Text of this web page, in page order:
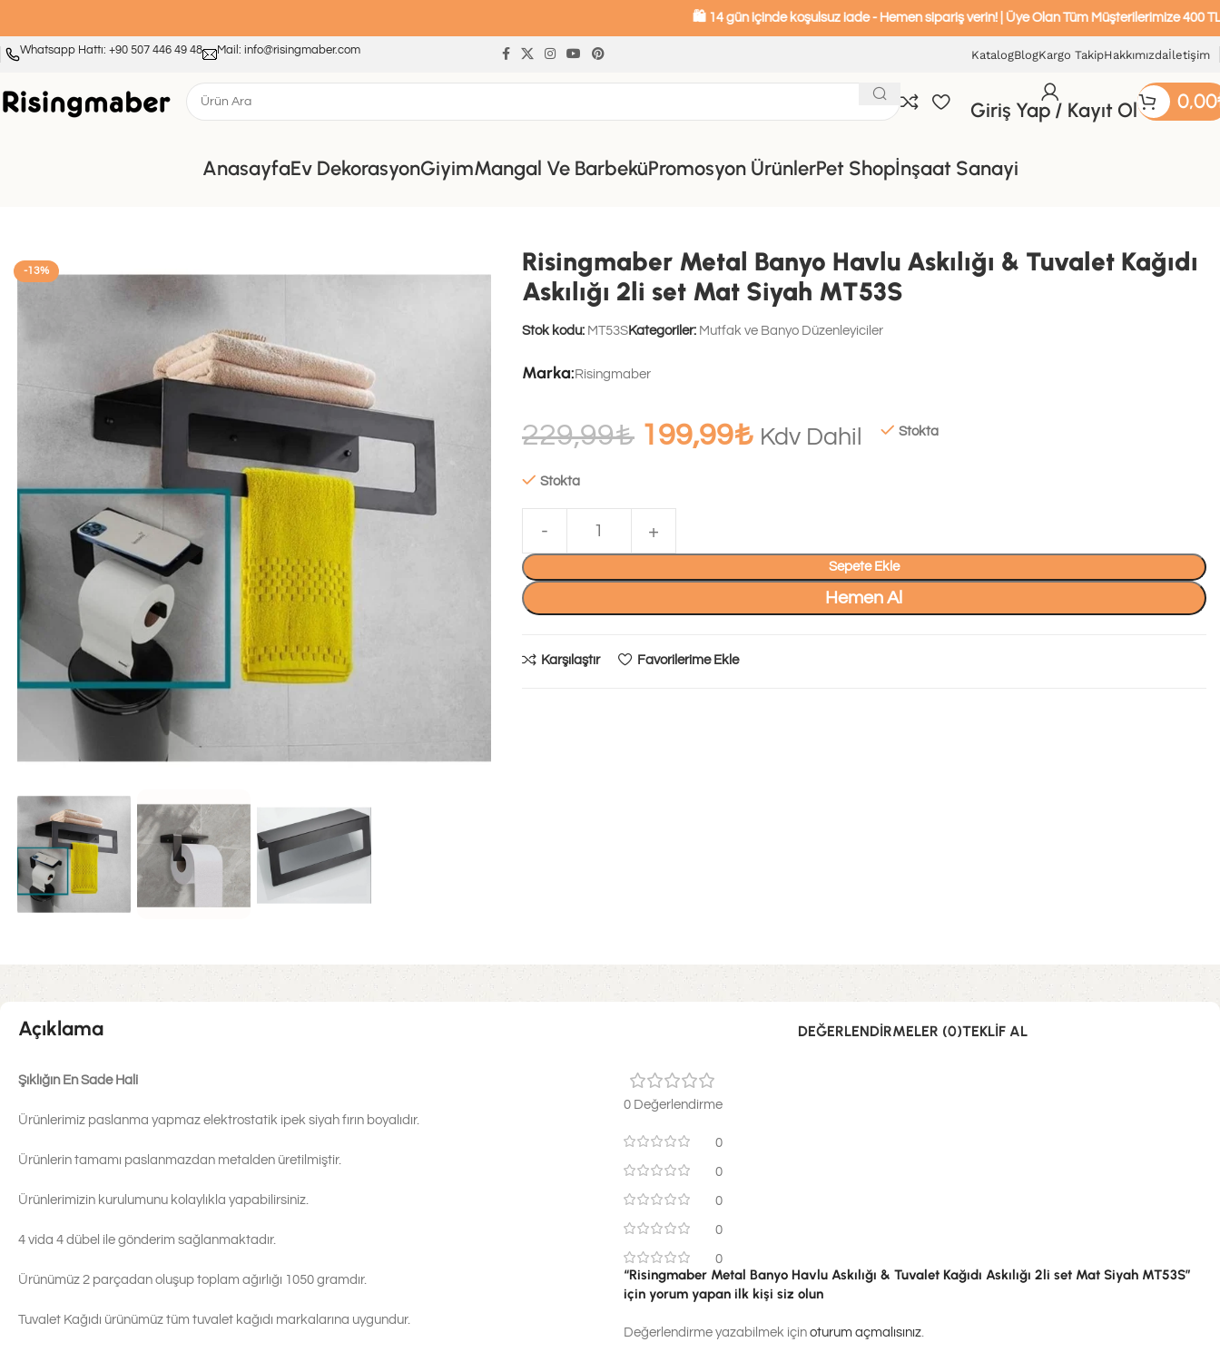
🛍️ 14 gün içinde koşulsuz iade - Hemen sipariş verin! | Üye Olan Tüm Müşterilerimize 400 TL ve Üzeri
Whatsapp Hattı: +90 507 446 49 48 Mail: info@risingmaber.com KatalogBlogKargo TakipHakkımızdaİletişim
Giriş Yap / Kayıt Ol 0,00
AnasayfaEv DekorasyonGiyimMangal Ve BarbeküPromosyon ÜrünlerPet Shopİnşaat Sanayi
-13%
Risingmaber Metal Banyo Havlu Askılığı & Tuvalet Kağıdı
Askılığı 2li set Mat Siyah MT53S
Stok kodu: MT53SKategoriler: Mutfak ve Banyo Düzenleyiciler
Marka: Risingmaber
229,99₺ 199,99₺ Kdv Dahil Stokta
Stokta
Sepete Ekle
Hemen Al
Karşılaştır Favorilerime Ekle
Açıklama
Şıklığın En Sade Hali
Ürünlerimiz paslanma yapmaz elektrostatik ipek siyah fırın boyalıdır.
Ürünlerin tamamı paslanmazdan metalden üretilmiştir.
Ürünlerimizin kurulumunu kolaylıkla yapabilirsiniz.
4 vida 4 dübel ile gönderim sağlanmaktadır.
Ürünümüz 2 parçadan oluşup toplam ağırlığı 1050 gramdır.
Tuvalet Kağıdı ürünümüz tüm tuvalet kağıdı markalarına uygundur.
DEĞERLENDIRMELER (0)TEKLIF AL
0 Değerlendirme
0
0
0
0
0
“Risingmaber Metal Banyo Havlu Askılığı & Tuvalet Kağıdı Askılığı 2li set Mat Siyah MT53S”
için yorum yapan ilk kişi siz olun
Değerlendirme yazabilmek için oturum açmalısınız.